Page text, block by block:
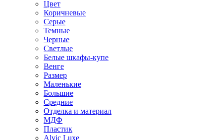
Цвет
Коричневые
Серые
Темные
Черные
Светлые
Белые шкафы-купе
Венге
Размер
Маленькие
Большие
Средние
Отделка и материал
МДФ
Пластик
Alvic Luxe